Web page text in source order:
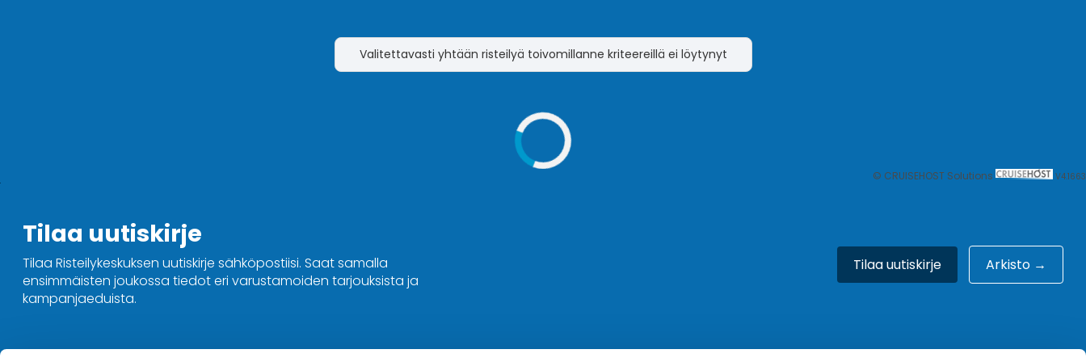
Valitettavasti yhtään risteilyä toivomillanne kriteereillä ei löytynyt
© CRUISEHOST Solutions V4.1663
Tilaa uutiskirje
Tilaa Risteilykeskuksen uutiskirje sähköpostiisi. Saat samalla
ensimmäisten joukossa tiedot eri varustamoiden tarjouksista ja
kampanjaeduista.
Tilaa uutiskirje Arkisto →
Ota yhteyttä Hyvä tietää Meistä